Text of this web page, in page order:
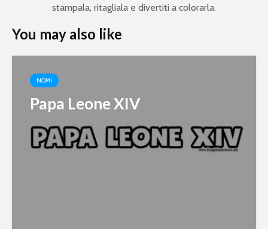
stampala, ritagliala e divertiti a colorarla.
You may also like
NOMI
Papa Leone XIV